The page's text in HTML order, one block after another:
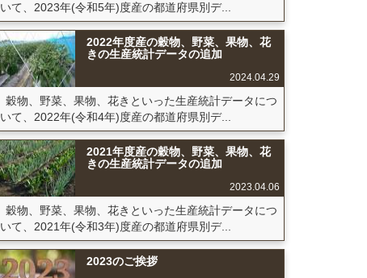
いて、2023年(令和5年)度産の都道府県別デ...
2022年度産の穀物、野菜、果物、花
きの生産統計データの追加
2024.04.29
穀物、野菜、果物、花きといった生産統計データにつ
いて、2022年(令和4年)度産の都道府県別デ...
2021年度産の穀物、野菜、果物、花
きの生産統計データの追加
2023.04.06
穀物、野菜、果物、花きといった生産統計データにつ
いて、2021年(令和3年)度産の都道府県別デ...
2023のご挨拶